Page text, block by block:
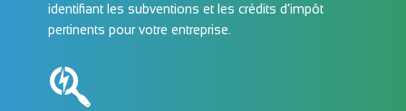
identifiant les subventions et les crédits d’impôt
pertinents pour votre entreprise.